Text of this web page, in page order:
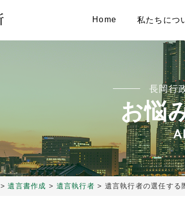
Home 私たちにつ
長岡行
お悩
>遺言書作成 > 遺言執行者 > 遺言執行者の選任する